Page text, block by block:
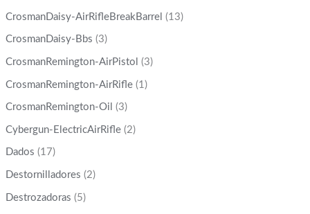
CrosmanDaisy-AirRifleBreakBarrel (13)
CrosmanDaisy-Bbs (3)
CrosmanRemington-AirPistol (3)
CrosmanRemington-AirRifle (1)
CrosmanRemington-Oil (3)
Cybergun-ElectricAirRifle (2)
Dados (17)
Destornilladores (2)
Destrozadoras (5)